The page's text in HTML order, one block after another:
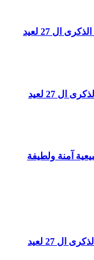
شيماء مرزوق تهنئ جلالة الملك بمناسبة الذكرى ال 27 لعيد
لبنى العجاني تهنئ جلالة الملك بمناسبة الذكرى ال 27 لعيد
آمنة ولطيفة
مريم كرودي تهنئ جلالة الملك بمناسبة الذكرى ال 27 لعيد